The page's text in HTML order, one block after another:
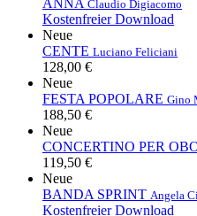
ANNA Claudio Digiacomo
Kostenfreier Download
Neue
CENTE Luciano Feliciani
128,00 €
Neue
FESTA POPOLARE Gino
188,50 €
Neue
CONCERTINO PER
119,50 €
Neue
BANDA SPRINT Angela
Kostenfreier Download